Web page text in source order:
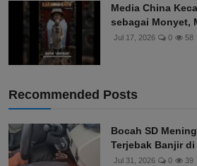
Media China
sebagai Monyet,
Jul 17, 2026 0 58
Recommended Posts
Bocah SD
Terjebak Banjir di
Jul 31, 2026 0 39